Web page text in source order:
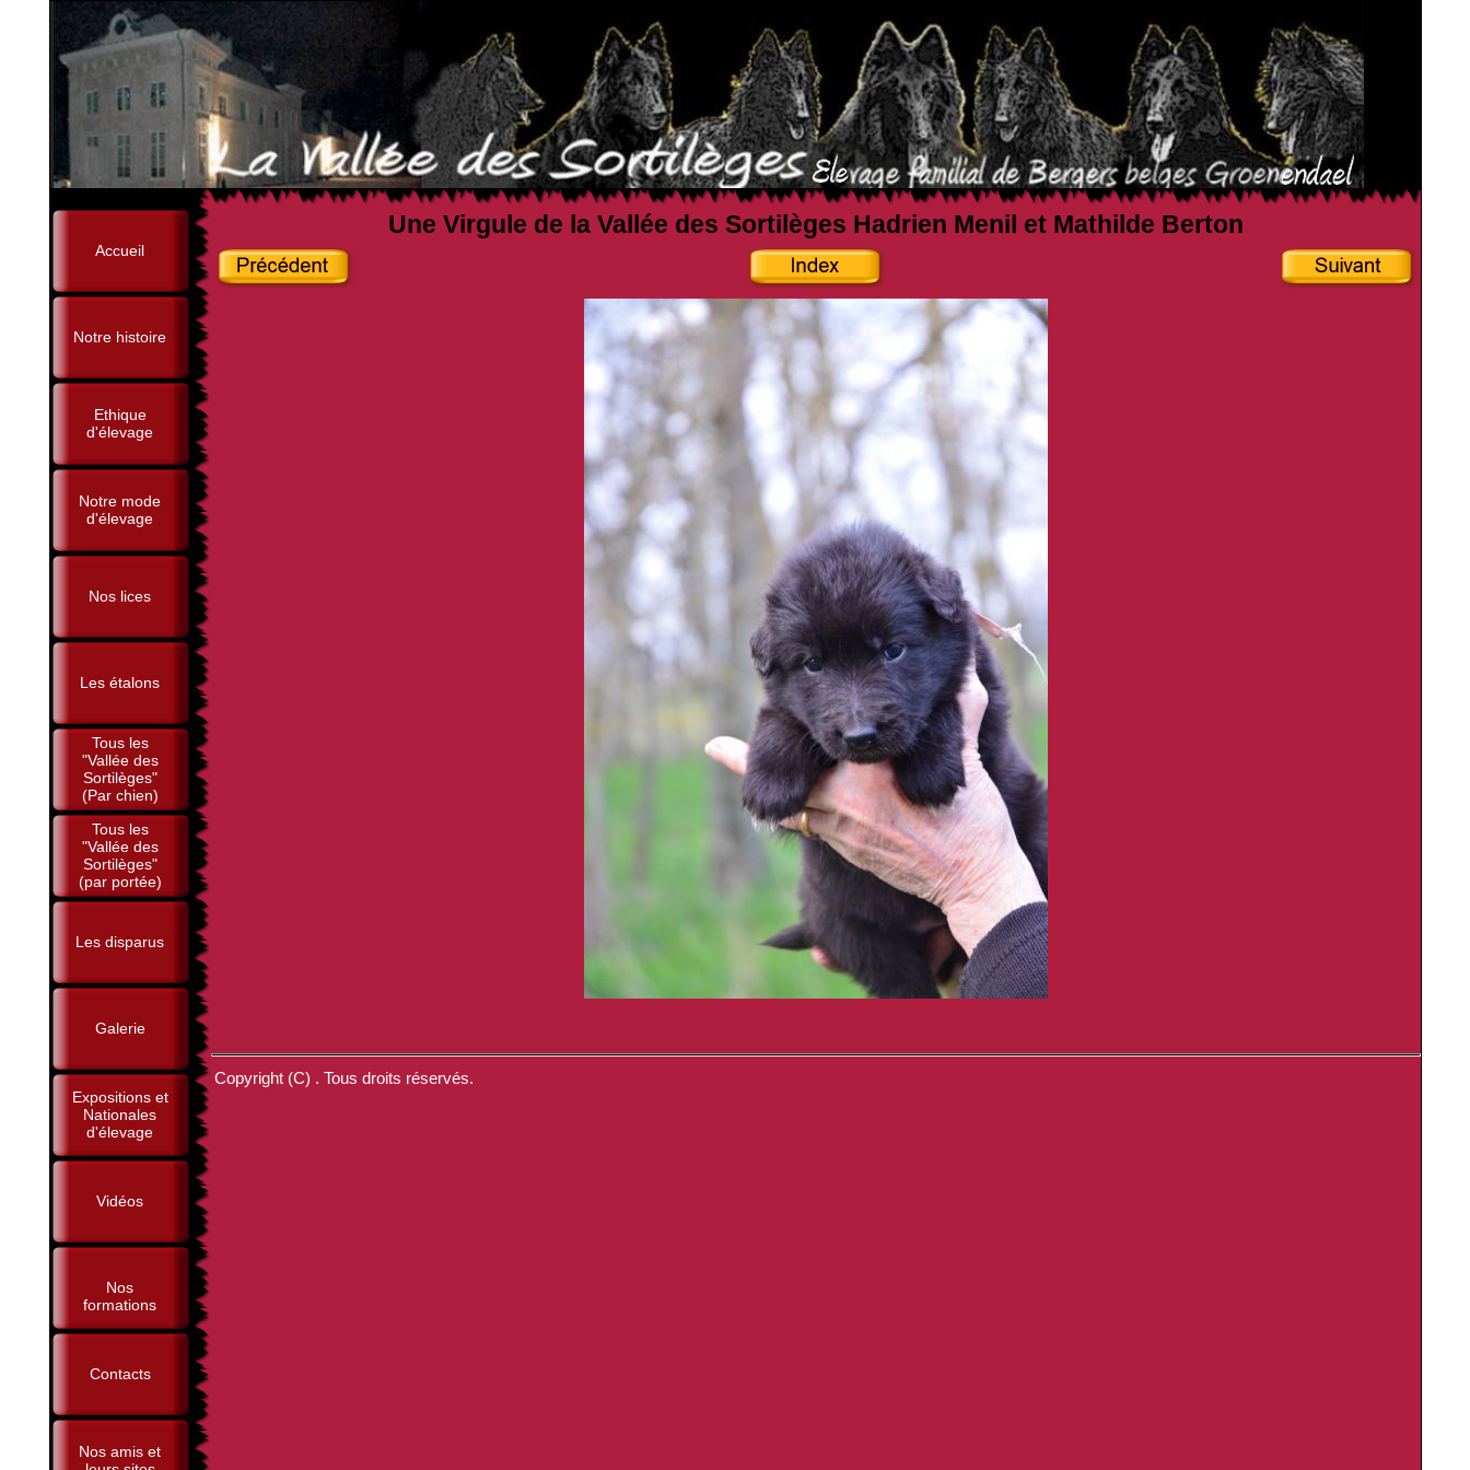
Accueil
Notre histoire
Ethique
d'élevage
Notre mode
d'élevage
Nos lices
Les étalons
Tous les
"Vallée des
Sortilèges"
(Par chien)
Tous les
"Vallée des
Sortilèges"
(par portée)
Les disparus
Galerie
Expositions et
Nationales
d'élevage
Vidéos
Nos
formations
Contacts
Nos amis et
Une Virgule de la Vallée des Sortilèges Hadrien Menil et Mathilde Berton
Copyright (C) . Tous droits réservés.